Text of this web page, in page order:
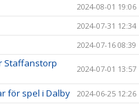
2024-08-01 19:06
2024-07-31 12:34
2024-07-16 08:39
Staffanstorp
2024-07-01 13:57
för spel i Dalby 2024-06-25 12:26